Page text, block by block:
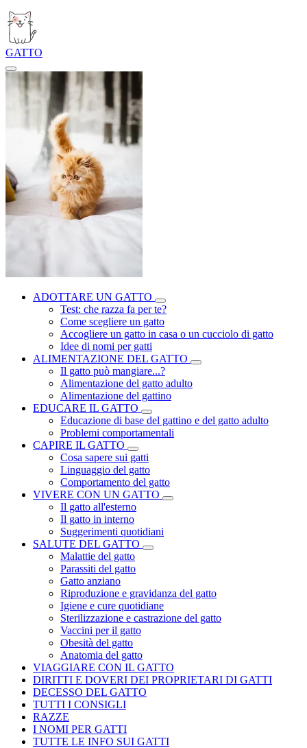
GATTO
ADOTTARE UN GATTO
Test: che razza fa per te?
Come scegliere un gatto
Accogliere un gatto in casa o un cucciolo di gatto
Idee di nomi per gatti
ALIMENTAZIONE DEL GATTO
Il gatto può mangiare...?
Alimentazione del gatto adulto
Alimentazione del gattino
EDUCARE IL GATTO
Educazione di base del gattino e del gatto adulto
Problemi comportamentali
CAPIRE IL GATTO
Cosa sapere sui gatti
Linguaggio del gatto
Comportamento del gatto
VIVERE CON UN GATTO
Il gatto all'esterno
Il gatto in interno
Suggerimenti quotidiani
SALUTE DEL GATTO
Malattie del gatto
Parassiti del gatto
Gatto anziano
Riproduzione e gravidanza del gatto
Igiene e cure quotidiane
Sterilizzazione e castrazione del gatto
Vaccini per il gatto
Obesità del gatto
Anatomia del gatto
VIAGGIARE CON IL GATTO
DIRITTI E DOVERI DEI PROPRIETARI DI GATTI
DECESSO DEL GATTO
TUTTI I CONSIGLI
RAZZE
I NOMI PER GATTI
TUTTE LE INFO SUI GATTI